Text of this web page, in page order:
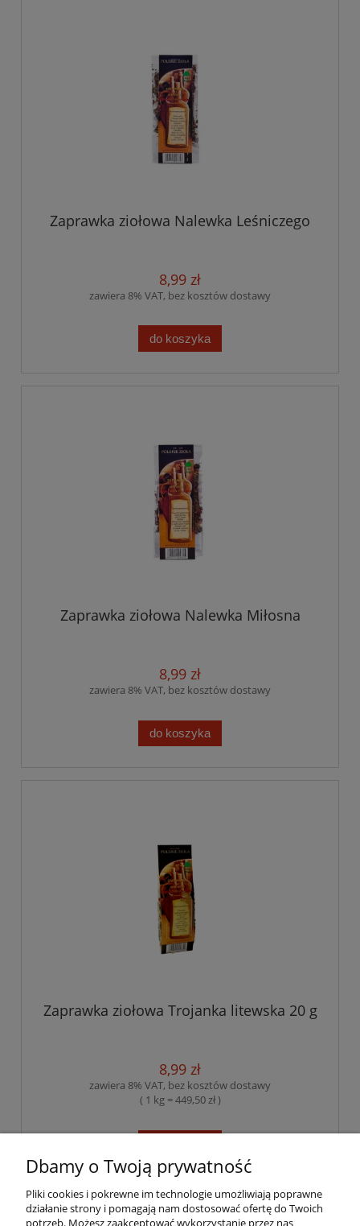
Zaprawka ziołowa Nalewka Leśniczego
8,99 zł
zawiera 8% VAT, bez kosztów dostawy
do koszyka
Zaprawka ziołowa Nalewka Miłosna
8,99 zł
zawiera 8% VAT, bez kosztów dostawy
do koszyka
Zaprawka ziołowa Trojanka litewska 20 g
8,99 zł
zawiera 8% VAT, bez kosztów dostawy
( 1 kg = 449,50 zł )
« 1 2 »
Dbamy o Twoją prywatność
Pliki cookies i pokrewne im technologie umożliwiają poprawne
działanie strony i pomagają nam dostosować ofertę do Twoich
potrzeb. Możesz zaakceptować wykorzystanie przez nas